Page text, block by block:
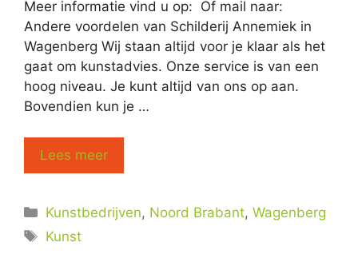
Meer informatie vind u op: Of mail naar:
Andere voordelen van Schilderij Annemiek in
Wagenberg Wij staan altijd voor je klaar als het
gaat om kunstadvies. Onze service is van een
hoog niveau. Je kunt altijd van ons op aan.
Bovendien kun je …
Lees meer
Categorieën
Kunstbedrijven, Noord Brabant,Wagenberg
Tags
Kunst